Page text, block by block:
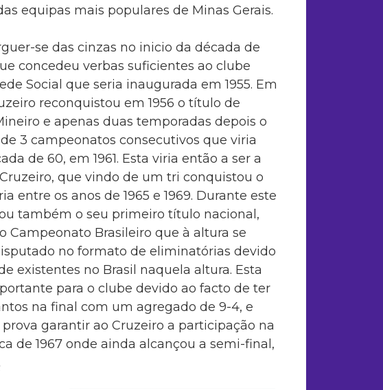
equipas mais populares de Minas Gerais.
se das cinzas no inicio da década de
concedeu verbas suficientes ao clube
Social que seria inaugurada em 1955. Em
reconquistou em 1956 o título de
e apenas duas temporadas depois o
3 campeonatos consecutivos que viria
de 60, em 1961. Esta viria então a ser a
que vindo de um tri conquistou o
entre os anos de 1965 e 1969. Durante este
também o seu primeiro título nacional,
Campeonato Brasileiro que à altura se
no formato de eliminatórias devido
existentes no Brasil naquela altura. Esta
para o clube devido ao facto de ter
na final com um agregado de 9-4, e
garantir ao Cruzeiro a participação na
de 1967 onde ainda alcançou a semi-final,